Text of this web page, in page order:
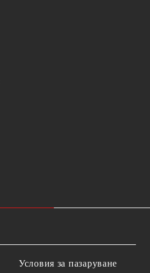
Условия за пазаруване